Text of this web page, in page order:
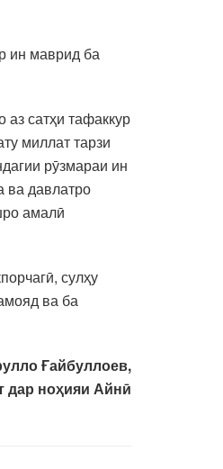
ин маврид ба
сатҳи тафаккур
миллат тарзи
рӯзмараи ин
ва давлатро
амалӣ
сулҳу
ва ба
Ғайбуллоев,
дар ноҳияи Айнӣ